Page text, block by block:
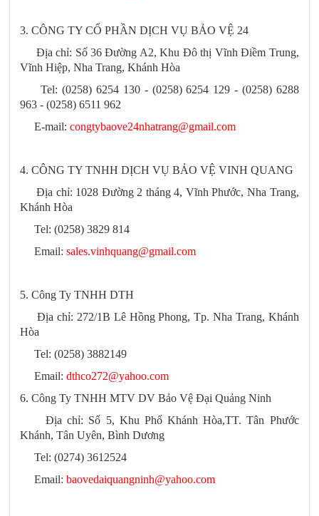
3. CÔNG TY CỔ PHẦN DỊCH VỤ BẢO VỆ 24
Địa chỉ: Số 36 Đường A2, Khu Đô thị Vĩnh Điềm Trung,
Vĩnh Hiệp, Nha Trang, Khánh Hòa
Tel: (0258) 6254 130 - (0258) 6254 129 - (0258) 6288
963 - (0258) 6511 962
E-mail:congtybaove24nhatrang@gmail.com
4. CÔNG TY TNHH DỊCH VỤ BẢO VỆ VINH QUANG
Địa chỉ: 1028 Đường 2 tháng 4, Vĩnh Phước, Nha Trang,
Khánh Hòa
Tel: (0258) 3829 814
Email:sales.vinhquang@gmail.com
5. Công Ty TNHH DTH
Địa chỉ: 272/1B Lê Hồng Phong, Tp. Nha Trang, Khánh
Hòa
Tel: (0258) 3882149
Email:dthco272@yahoo.com
6. Công Ty TNHH MTV DV Bảo Vệ Đại Quảng Ninh
Địa chỉ: Số 5, Khu Phố Khánh Hòa,TT. Tân Phước
Khánh, Tân Uyên, Bình Dương
Tel: (0274) 3612524
Email:baovedaiquangninh@yahoo.com